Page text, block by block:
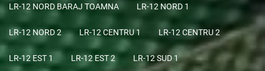
LR-12 NORD BARAJ TOAMNA LR-12 NORD 1
LR-12 NORD 2 LR-12 CENTRU 1 LR-12 CENTRU 2
LR-12 EST 1 LR-12 EST 2 LR-12 SUD 1